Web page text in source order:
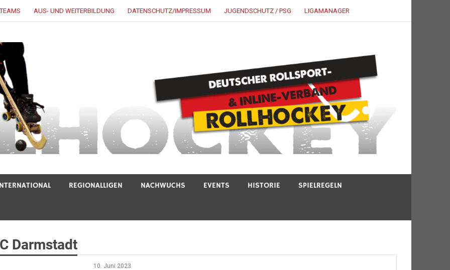
AUS- UND WEITERBILDUNG DATENSCHUTZ/IMPRESSUM JUGENDSCHUTZ / PSG LIGAMANAGER
REGIONALLIGEN NACHWUCHS EVENTS HISTORIE SPIELREGELN
Darmstadt
10. Juni 2023